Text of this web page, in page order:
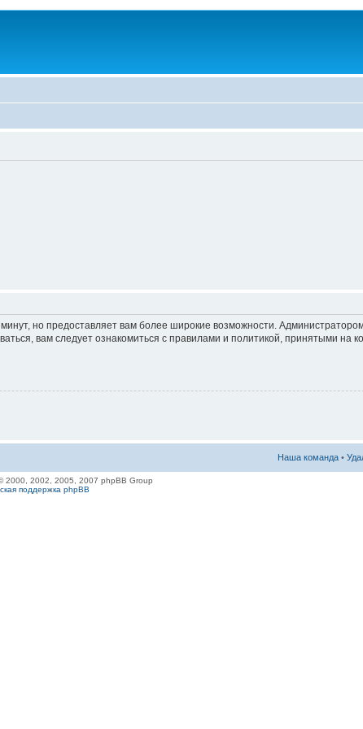
но предоставляет вам более широкие возможности.
вам следует ознакомиться с правилами и политикой, принятыми на
Наша команда •
2000, 2002, 2005, 2007 phpBB Group
поддержка phpBB